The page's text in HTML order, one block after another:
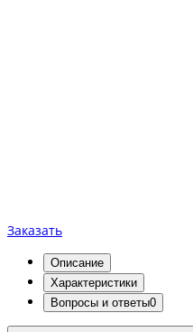
Заказать
Описание
Характеристики
Вопросы и ответы0